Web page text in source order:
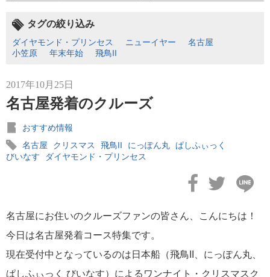
タグの絞り込み
ダイヤモンド・プリンセス ニューイヤー
名古屋
小笠原
年末年始 飛鳥II
2017年10月25日
名古屋発着のクルーズ
おすすめ情報
名古屋
クリスマス 飛鳥II にっぽん丸 ぱしふぃっく
びいなす
ダイヤモンド・プリンセス
名古屋にお住いのクルーズファンの皆さん、こんにちは！
今日は名古屋発着コース特集です。
現在受付中となっているのは日本船（飛鳥II、にっぽん丸、
ぱしふぃっく びいなす）によるワンナイト・クリスマスク
バイキング・エデンに乗船してきました！(2)
2026年08月05日
飛鳥II アジアグランドクルーズおかえりなさい！